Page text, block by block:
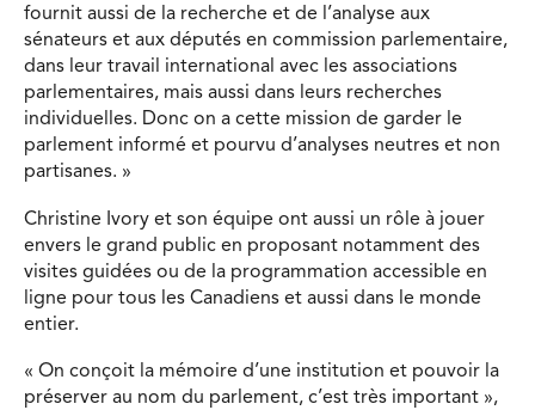
fournit aussi de la recherche et de l’analyse aux
sénateurs et aux députés en commission parlementaire,
dans leur travail international avec les associations
parlementaires, mais aussi dans leurs recherches
individuelles. Donc on a cette mission de garder le
parlement informé et pourvu d’analyses neutres et non
partisanes. »
Christine Ivory et son équipe ont aussi un rôle à jouer
envers le grand public en proposant notamment des
visites guidées ou de la programmation accessible en
ligne pour tous les Canadiens et aussi dans le monde
entier.
« On conçoit la mémoire d’une institution et pouvoir la
préserver au nom du parlement, c’est très important »,